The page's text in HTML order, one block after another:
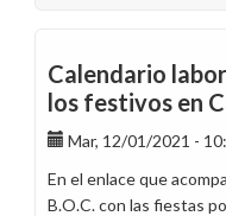
Calendario
los festivos en
Mar, 12/01/2021 -
En el enlace que
B.O.C. con las fiestas